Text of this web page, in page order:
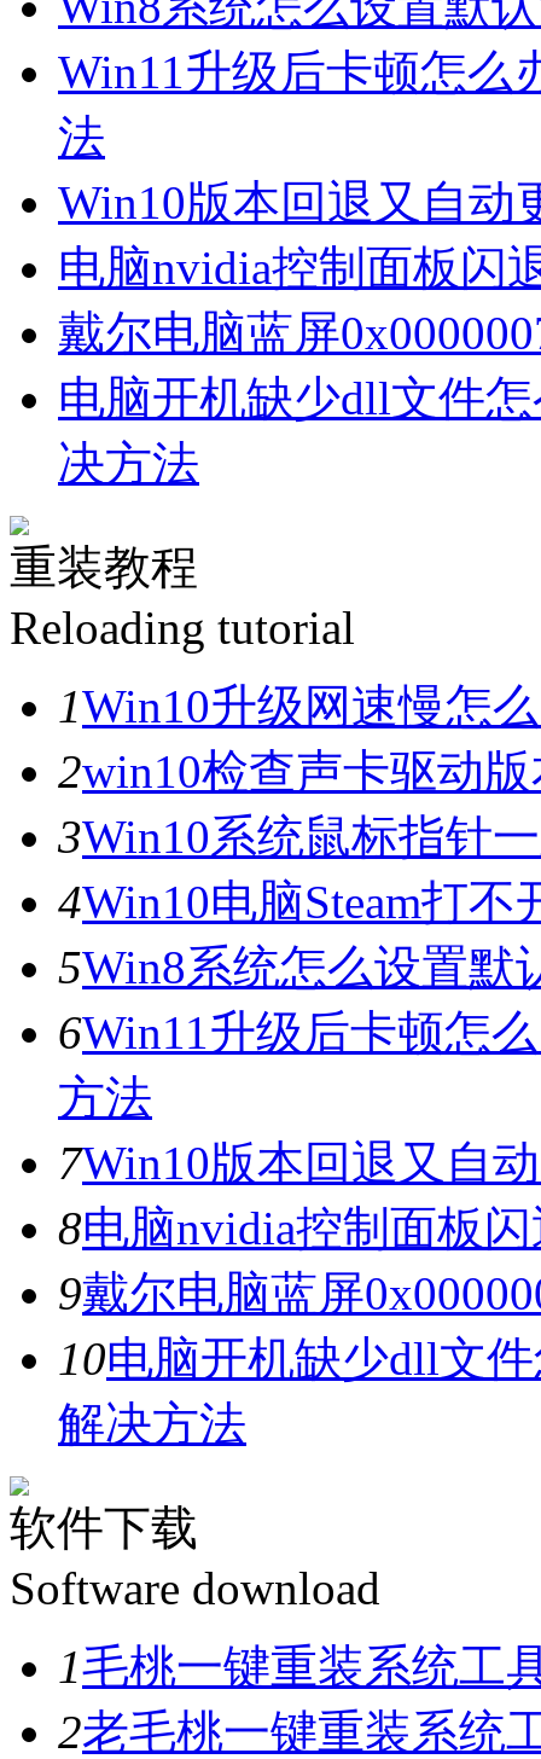
Win11升级后卡顿怎么
法
Win10版本回退又自动
电脑nvidia控制面板闪
戴尔电脑蓝屏
电脑开机缺少dll文件
决方法
重装教程
Reloading tutorial
1Win10升级网速慢怎
2win10检查声卡驱动
3Win10系统鼠标指针
4Win10电脑Steam打
5Win8系统怎么设置默
6Win11升级后卡顿怎
方法
7Win10版本回退又自
8电脑nvidia控制面板
9戴尔电脑蓝屏
10电脑开机缺少dll文
解决方法
软件下载
Software download
1毛桃一键重装系统工
2老毛桃一键重装系统